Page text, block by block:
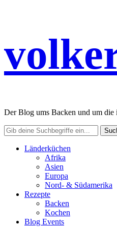
Der Blog ums Backen und um die
Länderküchen
Afrika
Asien
Europa
Nord- & Südamerika
Rezepte
Backen
Kochen
Blog Events